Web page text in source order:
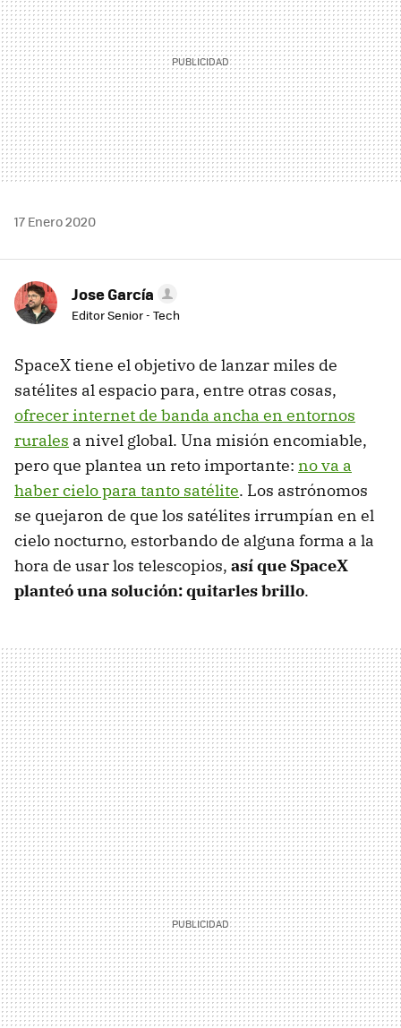
17 Enero 2020
Jose García
Editor Senior - Tech
SpaceX tiene el objetivo de lanzar miles de
satélites al espacio para, entre otras cosas,
ofrecer internet de banda ancha en entornos
rurales a nivel global. Una misión encomiable,
pero que plantea un reto importante: no va a
haber cielo para tanto satélite. Los astrónomos
se quejaron de que los satélites irrumpían en el
cielo nocturno, estorbando de alguna forma a la
hora de usar los telescopios, así que SpaceX
planteó una solución: quitarles brillo.